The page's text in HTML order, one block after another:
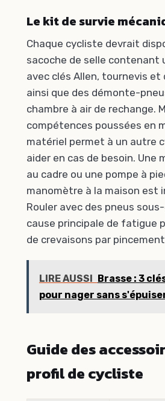
Le kit de survie
Chaque cycliste devrait
sacoche de selle contenant
avec clés Allen, tournevis et
ainsi que des démonte-
chambre à air de rechange.
compétences poussées en
matériel permet à un autre
aider en cas de besoin. Une
au cadre ou une pompe à
manomètre à la maison est
Rouler avec des pneus
cause principale de fatigue
de crevaisons par
LIRE AUSSI
Brasse : 3
pour nager sans
Guide des
profil de cycliste